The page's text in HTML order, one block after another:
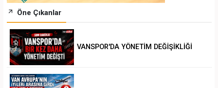
Öne Çıkanlar
VANSPOR'DA YÖNETİM DEĞİŞİKLİĞİ